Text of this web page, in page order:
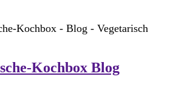
Kochbox Blog